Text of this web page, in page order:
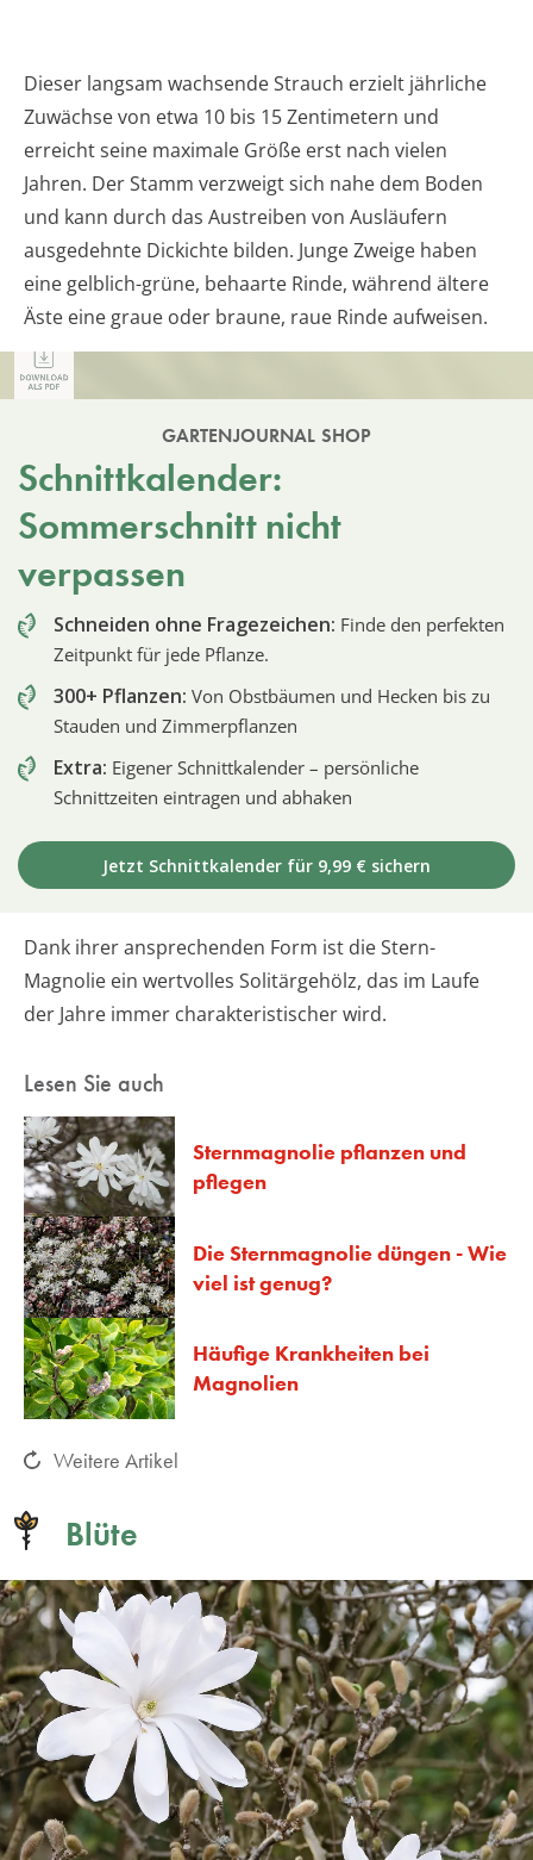
Dieser langsam wachsende Strauch erzielt jährliche
Zuwächse von etwa 10 bis 15 Zentimetern und
erreicht seine maximale Größe erst nach vielen
Jahren. Der Stamm verzweigt sich nahe dem Boden
und kann durch das Austreiben von Ausläufern
ausgedehnte Dickichte bilden. Junge Zweige haben
eine gelblich-grüne, behaarte Rinde, während ältere
Äste eine graue oder braune, raue Rinde aufweisen.
GARTENJOURNAL SHOP
Schnittkalender:
Sommerschnitt nicht
verpassen
Schneiden ohne Fragezeichen: Finde den perfekten
Zeitpunkt für jede Pflanze.
300+ Pflanzen: Von Obstbäumen und Hecken bis zu
Stauden und Zimmerpflanzen
Extra: Eigener Schnittkalender – persönliche
Schnittzeiten eintragen und abhaken
Jetzt Schnittkalender für 9,99 € sichern
Dank ihrer ansprechenden Form ist die Stern-
Magnolie ein wertvolles Solitärgehölz, das im Laufe
der Jahre immer charakteristischer wird.
Lesen Sie auch
Sternmagnolie pflanzen und
pflegen
Die Sternmagnolie düngen - Wie
viel ist genug?
Häufige Krankheiten bei
Magnolien
Weitere Artikel
Blüte